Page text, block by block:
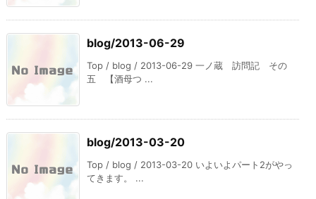
blog/2013-06-29
Top / blog / 2013-06-29 一ノ蔵 訪問記 その
五 【酒母つ ...
blog/2013-03-20
Top / blog / 2013-03-20 いよいよパート2がやっ
てきます。 ...